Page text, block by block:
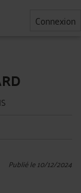
Connexion
Publié le 10/12/2024